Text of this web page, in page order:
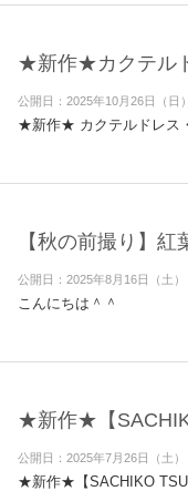
★新作★カクテル
公開日：2025年10月26日（日）
★新作★ カクテルドレス
【秋の前撮り】
公開日：2025年8月16日（土）
こんにちは＾＾
★新作★【
公開日：2025年7月26日（土）
★新作★【SACHIKO